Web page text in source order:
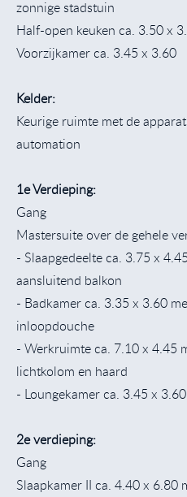
zonnige stadstuin
Half-open keuken ca. 3.50 x
Voorzijkamer ca. 3.45 x 3.60
Kelder:
Keurige ruimte met de
automation
1e Verdieping:
Gang
Mastersuite over de gehele
- Slaapgedeelte ca. 3.75 x
aansluitend balkon
- Badkamer ca. 3.35 x 3.60
inloopdouche
- Werkruimte ca. 7.10 x 4.45
lichtkolom en haard
- Loungekamer ca. 3.45 x
2e verdieping:
Gang
Slaapkamer II ca. 4.40 x 6.80